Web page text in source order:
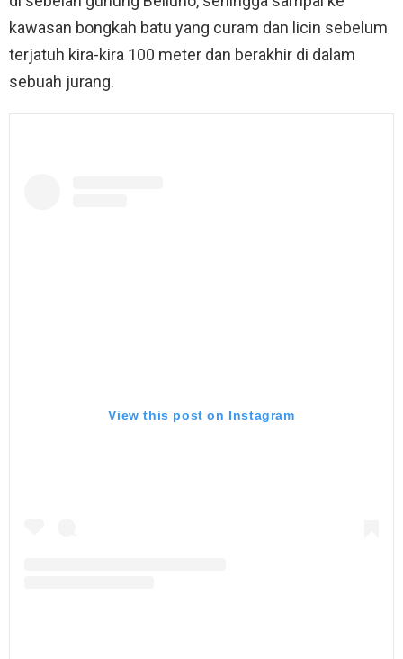
kawasan bongkah batu yang curam dan licin sebelum
terjatuh kira-kira 100 meter dan berakhir di dalam
sebuah jurang.
View this post on Instagram